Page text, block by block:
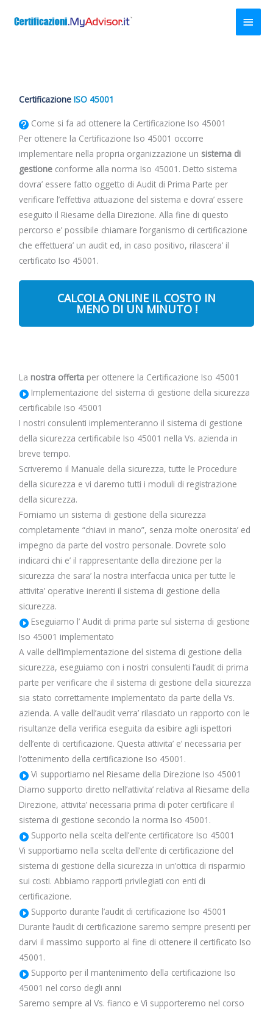
CertificazioneISO 45001
Come si fa ad ottenere la Certificazione Iso 45001
Per ottenere la Certificazione Iso 45001 occorre
implementare nella propria organizzazione un sistema di
gestione conforme alla norma Iso 45001. Detto sistema
dovra’ essere fatto oggetto di Audit di Prima Parte per
verificare l’effettiva attuazione del sistema e dovra’ essere
eseguito il Riesame della Direzione. Alla fine di questo
percorso e’ possibile chiamare l’organismo di certificazione
che effettuera’ un audit ed, in caso positivo, rilascera’ il
certificato Iso 45001.
CALCOLA ONLINE IL COSTO IN
MENO DI UN MINUTO !
La nostra offerta per ottenere la Certificazione Iso 45001
Implementazione del sistema di gestione della sicurezza
certificabile Iso 45001
I nostri consulenti implementeranno il sistema di gestione
della sicurezza certificabile Iso 45001 nella Vs. azienda in
breve tempo.
Scriveremo il Manuale della sicurezza, tutte le Procedure
della sicurezza e vi daremo tutti i moduli di registrazione
della sicurezza.
Forniamo un sistema di gestione della sicurezza
completamente “chiavi in mano”, senza molte onerosita’ ed
impegno da parte del vostro personale. Dovrete solo
indicarci chi e’ il rappresentante della direzione per la
sicurezza che sara’ la nostra interfaccia unica per tutte le
attivita’ operative inerenti il sistema di gestione della
sicurezza.
Eseguiamo l’ Audit di prima parte sul sistema di gestione
Iso 45001 implementato
A valle dell’implementazione del sistema di gestione della
sicurezza, eseguiamo con i nostri consulenti l’audit di prima
parte per verificare che il sistema di gestione della sicurezza
sia stato correttamente implementato da parte della Vs.
azienda. A valle dell’audit verra’ rilasciato un rapporto con le
risultanze della verifica eseguita da esibire agli ispettori
dell’ente di certificazione. Questa attivita’ e’ necessaria per
l’ottenimento della certificazione Iso 45001.
Vi supportiamo nel Riesame della Direzione Iso 45001
Diamo supporto diretto nell’attivita’ relativa al Riesame della
Direzione, attivita’ necessaria prima di poter certificare il
sistema di gestione secondo la norma Iso 45001.
Supporto nella scelta dell’ente certificatore Iso 45001
Vi supportiamo nella scelta dell’ente di certificazione del
sistema di gestione della sicurezza in un’ottica di risparmio
sui costi. Abbiamo rapporti privilegiati con enti di
certificazione.
Supporto durante l’audit di certificazione Iso 45001
Durante l’audit di certificazione saremo sempre presenti per
darvi il massimo supporto al fine di ottenere il certificato Iso
45001.
Supporto per il mantenimento della certificazione Iso
45001 nel corso degli anni
Saremo sempre al Vs. fianco e Vi supporteremo nel corso